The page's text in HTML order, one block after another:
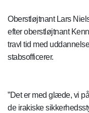
Oberstløjtnant Lars
efter oberstløjtnant
travl tid med
stabsofficerer.
”Det er med glæde, vi
de irakiske